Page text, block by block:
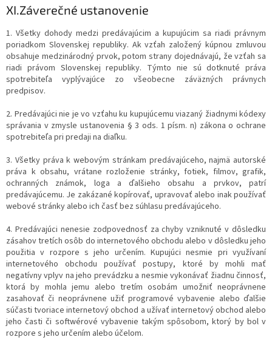
XI.Záverečné ustanovenie
1. Všetky dohody medzi predávajúcim a kupujúcim sa riadi právnym
poriadkom Slovenskej republiky. Ak vzťah založený kúpnou zmluvou
obsahuje medzinárodný prvok, potom strany dojednávajú, že vzťah sa
riadi právom Slovenskej republiky. Týmto nie sú dotknuté práva
spotrebiteľa vyplývajúce zo všeobecne záväzných právnych
predpisov.
2. Predávajúci nie je vo vzťahu ku kupujúcemu viazaný žiadnymi kódexy
správania v zmysle ustanovenia § 3 ods. 1 písm. n) zákona o ochrane
spotrebiteľa pri predaji na diaľku.
3. Všetky práva k webovým stránkam predávajúceho, najmä autorské
práva k obsahu, vrátane rozloženie stránky, fotiek, filmov, grafik,
ochranných známok, loga a ďalšieho obsahu a prvkov, patrí
predávajúcemu. Je zakázané kopírovať, upravovať alebo inak používať
webové stránky alebo ich časť bez súhlasu predávajúceho.
4. Predávajúci nenesie zodpovednosť za chyby vzniknuté v dôsledku
zásahov tretích osôb do internetového obchodu alebo v dôsledku jeho
použitia v rozpore s jeho určením. Kupujúci nesmie pri využívaní
internetového obchodu používať postupy, ktoré by mohli mať
negatívny vplyv na jeho prevádzku a nesmie vykonávať žiadnu činnosť,
ktorá by mohla jemu alebo tretím osobám umožniť neoprávnene
zasahovať či neoprávnene užiť programové vybavenie alebo ďalšie
súčasti tvoriace internetový obchod a užívať internetový obchod alebo
jeho časti či softwérové vybavenie takým spôsobom, ktorý by bol v
rozpore s jeho určením alebo účelom.